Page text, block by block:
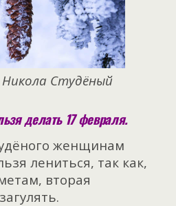
Никола Студёный
делать 17 февраля.
женщинам
лениться, так как,
вторая